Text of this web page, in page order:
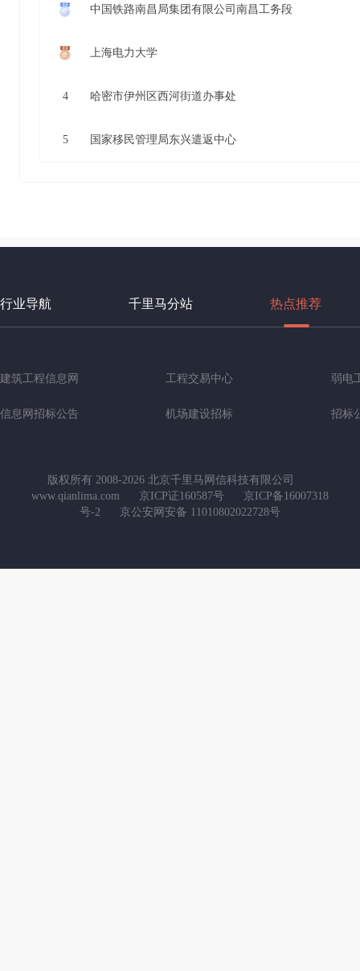
中国铁路南昌局集团有限公司南昌工务段
上海电力大学
4 哈密市伊州区西河街道办事处
5 国家移民管理局东兴遣返中心
行业导航 千里马分站 热点推荐
建筑工程信息网 工程交易中心 弱电
信息网招标公告 机场建设招标 招标
版权所有 2008-2026 北京千里马网信科技有限公司
www.qianlima.com
京ICP证160587号
京ICP备16007318
号-2
京公安网安备 11010802022728号